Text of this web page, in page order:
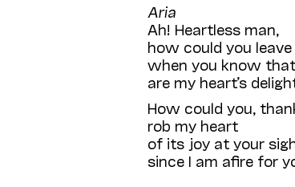
Aria
Ah! Heartless man,
how could you
when you know
are my heart’s
How could you,
rob my heart
of its joy at your
since I am afire for